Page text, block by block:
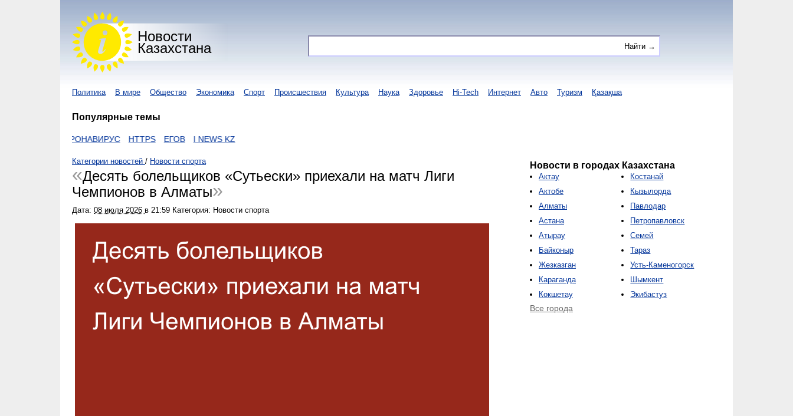
Новости
Казахстана
Политика В мире Общество Экономика Спорт Происшествия Культура Наука Здоровье Hi-Tech Интернет Авто Туризм Қазақша
Популярные темы
КОРОНАВИРУС HTTPS ЕГОВ I NEWS KZ
Категории новостей / Новости спорта
Десять болельщиков «Сутьески» приехали на матч Лиги
Чемпионов в Алматы
Дата: 08 июля 2026 в 21:59 Категория: Новости спорта
Новости в городах Казахстана
Актау
Актобе
Алматы
Астана
Атырау
Байконыр
Жезказган
Караганда
Кокшетау
Костанай
Кызылорда
Павлодар
Петропавловск
Семей
Тараз
Усть-Каменогорск
Шымкент
Экибастуз
Все города